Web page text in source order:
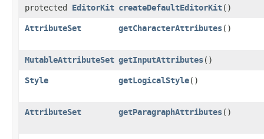
protected EditorKit createDefaultEditorKit()
AttributeSet getCharacterAttributes()
MutableAttributeSet getInputAttributes()
Style getLogicalStyle()
AttributeSet getParagraphAttributes()